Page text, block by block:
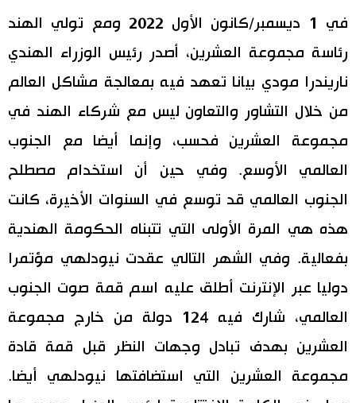
في 1 ديسمبر/كانون الأول 2022 ومع تولي الهند
رئاسة مجموعة العشرين، أصدر رئيس الوزراء الهندي
ناريندرا مودي بيانا تعهد فيه بمعالجة مشاكل العالم
من خلال التشاور والتعاون ليس مع شركاء الهند في
مجموعة العشرين فحسب، وإنما أيضا مع الجنوب
العالمي الأوسع. وفي حين أن استخدام مصطلح
الجنوب العالمي قد توسع في السنوات الأخيرة، كانت
هذه هي المرة الأولى التي تتبناه الحكومة الهندية
بفعالية. وفي الشهر التالي عقدت نيودلهي مؤتمرا
دوليا عبر الإنترنت أطلق عليه اسم قمة صوت الجنوب
العالمي، شارك فيه 124 دولة من خارج مجموعة
العشرين بهدف تبادل وجهات النظر قبل قمة قادة
مجموعة العشرين التي استضافتها نيودلهي أيضا.